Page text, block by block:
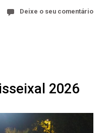
Deixe o seu comentário
2026